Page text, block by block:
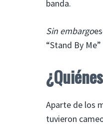
banda.
Sin embargo
“Stand By
Aparte de los
tuvieron